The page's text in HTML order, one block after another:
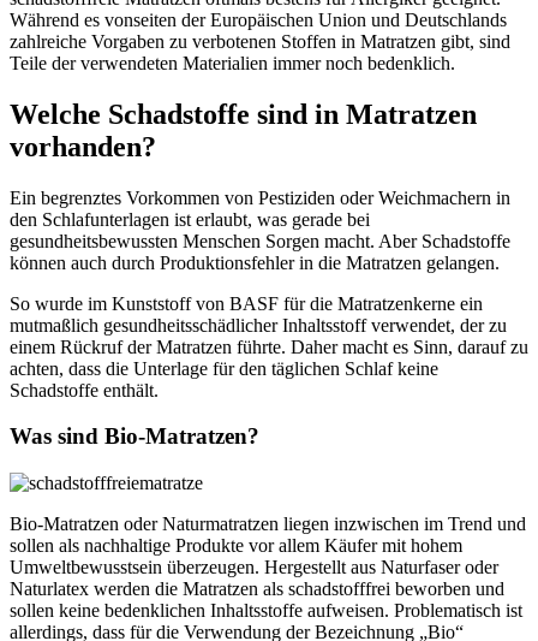
Während es vonseiten der Europäischen Union und Deutschlands
zahlreiche Vorgaben zu verbotenen Stoffen in Matratzen gibt, sind
Teile der verwendeten Materialien immer noch bedenklich.
Welche Schadstoffe sind in Matratzen
vorhanden?
Ein begrenztes Vorkommen von Pestiziden oder Weichmachern in
den Schlafunterlagen ist erlaubt, was gerade bei
gesundheitsbewussten Menschen Sorgen macht. Aber Schadstoffe
können auch durch Produktionsfehler in die Matratzen gelangen.
So wurde im Kunststoff von BASF für die Matratzenkerne ein
mutmaßlich gesundheitsschädlicher Inhaltsstoff verwendet, der zu
einem Rückruf der Matratzen führte. Daher macht es Sinn, darauf zu
achten, dass die Unterlage für den täglichen Schlaf keine
Schadstoffe enthält.
Was sind Bio-Matratzen?
Bio-Matratzen oder Naturmatratzen liegen inzwischen im Trend und
sollen als nachhaltige Produkte vor allem Käufer mit hohem
Umweltbewusstsein überzeugen. Hergestellt aus Naturfaser oder
Naturlatex werden die Matratzen als schadstofffrei beworben und
sollen keine bedenklichen Inhaltsstoffe aufweisen. Problematisch ist
allerdings, dass für die Verwendung der Bezeichnung „Bio“